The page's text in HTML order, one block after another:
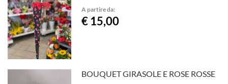
A partire da:
€ 15,00
BOUQUET GIRASOLE E ROSE ROSSE